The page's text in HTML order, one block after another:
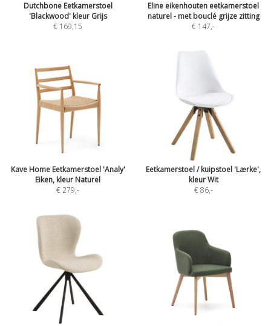
Dutchbone Eetkamerstoel
'Blackwood' kleur Grijs
€ 169,15
Eline eikenhouten eetkamerstoel
naturel - met bouclé grijze zitting
€ 147,-
Kave Home Eetkamerstoel 'Analy'
Eiken, kleur Naturel
€ 279,-
Eetkamerstoel / kuipstoel 'Lærke',
kleur Wit
€ 86,-